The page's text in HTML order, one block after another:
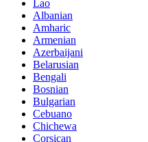
Lao
Albanian
Amharic
Armenian
Azerbaijani
Belarusian
Bengali
Bosnian
Bulgarian
Cebuano
Chichewa
Corsican